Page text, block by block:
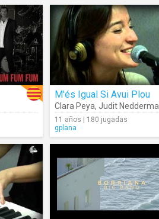
M'és Igual Si Avui Plou
Clara Peya, Judit
11 años | 180 jugadas
gplana